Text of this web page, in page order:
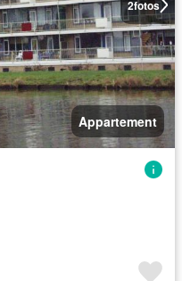
2fotos
Appartement